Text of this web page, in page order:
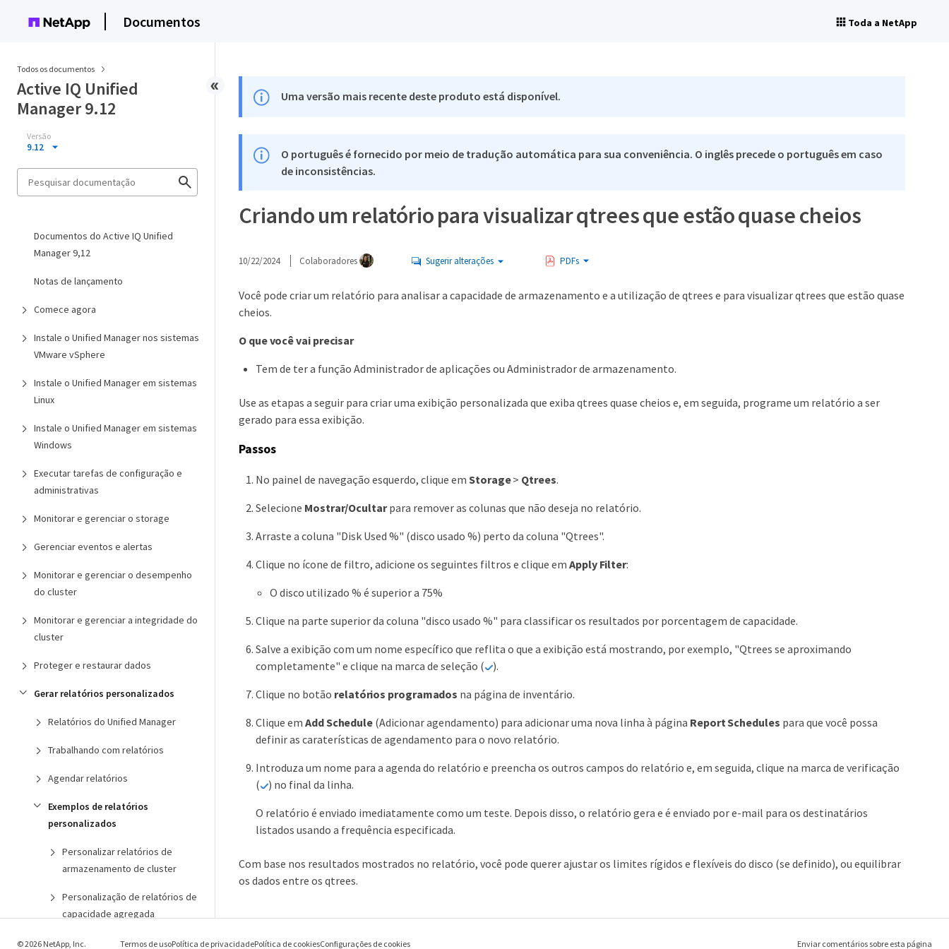
Documentos Toda a NetApp
Todos os documentos
Active IQ Unified
Manager 9.12
Versão
9.12
Documentos do Active IQ Unified
Manager 9,12
Notas de lançamento
Comece agora
Instale o Unified Manager nos sistemas
VMware vSphere
Instale o Unified Manager em sistemas
Linux
Instale o Unified Manager em sistemas
Windows
Executar tarefas de configuração e
administrativas
Monitorar e gerenciar o storage
Gerenciar eventos e alertas
Monitorar e gerenciar o desempenho
do cluster
Monitorar e gerenciar a integridade do
cluster
Proteger e restaurar dados
Gerar relatórios personalizados
Relatórios do Unified Manager
Trabalhando com relatórios
Agendar relatórios
Exemplos de relatórios
personalizados
Personalizar relatórios de
armazenamento de cluster
Personalização de relatórios de
capacidade agregada
Personalizar relatórios de
Uma versão mais recente deste produto está disponível.
O português é fornecido por meio de tradução automática para sua conveniência. O inglês precede o português em caso
de inconsistências.
Criando um relatório para visualizar qtrees que estão quase cheios
10/22/2024 Colaboradores Sugerir alterações PDFs
Você pode criar um relatório para analisar a capacidade de armazenamento e a utilização de qtrees e para visualizar qtrees que estão quase
cheios.
O que você vai precisar
Tem de ter a função Administrador de aplicações ou Administrador de armazenamento.
Use as etapas a seguir para criar uma exibição personalizada que exiba qtrees quase cheios e, em seguida, programe um relatório a ser
gerado para essa exibição.
Passos
No painel de navegação esquerdo, clique em Storage> Qtrees.
Selecione Mostrar/Ocultarpara remover as colunas que não deseja no relatório.
Arraste a coluna "Disk Used %" (disco usado %) perto da coluna "Qtrees".
Clique no ícone de filtro, adicione os seguintes filtros e clique em Apply Filter:
O disco utilizado % é superior a 75%
Clique na parte superior da coluna "disco usado %" para classificar os resultados por porcentagem de capacidade.
Salve a exibição com um nome específico que reflita o que a exibição está mostrando, por exemplo, "Qtrees se aproximando
completamente" e clique na marca de seleção (
).
Clique no botão relatórios programados na página de inventário.
Clique em Add Schedule (Adicionar agendamento) para adicionar uma nova linha à página Report Schedules para que você possa
definir as caraterísticas de agendamento para o novo relatório.
Introduza um nome para a agenda do relatório e preencha os outros campos do relatório e, em seguida, clique na marca de verificação
(
) no final da linha.
O relatório é enviado imediatamente como um teste. Depois disso, o relatório gera e é enviado por e-mail para os destinatários
listados usando a frequência especificada.
Com base nos resultados mostrados no relatório, você pode querer ajustar os limites rígidos e flexíveis do disco (se definido), ou equilibrar
os dados entre os qtrees.
© 2026 NetApp, Inc. Termos de usoPolítica de privacidadePolítica de cookiesConfigurações de cookies Enviar comentários sobre esta página